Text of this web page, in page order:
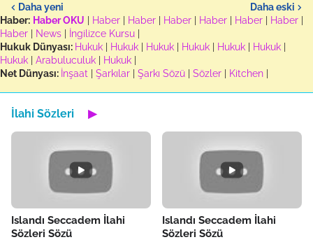
Daha yeni
Daha eski
Haber: Haber OKU Haber Haber Haber Haber Haber Haber
Haber
News İngilizce Kursu
Hukuk Dünyası: Hukuk Hukuk Hukuk Hukuk Hukuk Hukuk
Hukuk
Arabuluculuk Hukuk
Net Dünyası: İnşaat Şarkılar Şarkı Sözü Sözler Kitchen
İlahi Sözleri ▶
Islandı Seccadem İlahi
Sözleri Sözü
Islandı Seccadem İlahi
Sözleri Sözü